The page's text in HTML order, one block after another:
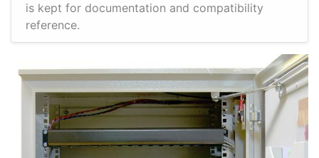
is kept for documentation and compatibility
reference.